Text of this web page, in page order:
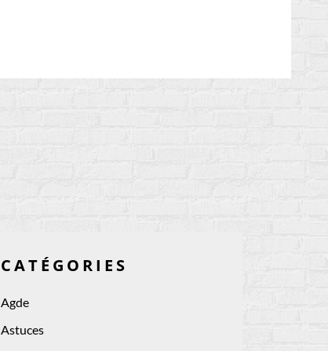
CATÉGORIES
Agde
Astuces